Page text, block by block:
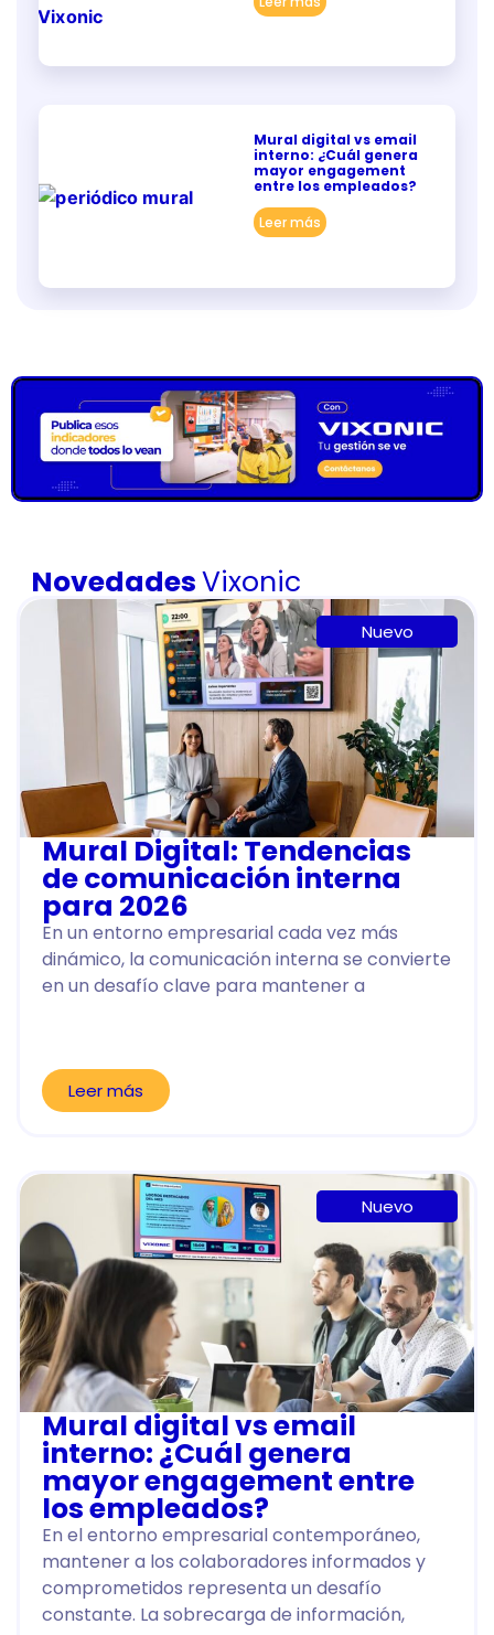
Mural digital vs email
interno: ¿Cuál genera
mayor engagement
entre los empleados?
Leer más
NovedadesVixonic
Nuevo
Mural Digital: Tendencias
de comunicación interna
para 2026
En un entorno empresarial cada vez más
dinámico, la comunicación interna se convierte
en un desafío clave para mantener a
Leer más
Nuevo
Mural digital vs email
interno: ¿Cuál genera
mayor engagement entre
los empleados?
En el entorno empresarial contemporáneo,
mantener a los colaboradores informados y
comprometidos representa un desafío
constante. La sobrecarga de información,